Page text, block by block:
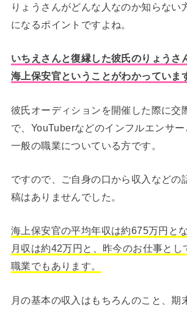
りょうさんがどんな人なのか知らない
になるポイントですよね。
いちえさんと復縁した彼氏のりょうさ
海上保安官ということがわかっていま
彼氏オーディションを開催した際に交
で、YouTuberなどのインフルエンサー
一般の職業についている方です。
ですので、ご自身の口から収入などの
稿はありませんでした。
海上保安官の平均年収は約675万円と
月収は約42万円と、昨今のお仕事とし
職業でもあります。
月の基本の収入はもちろんのこと、期